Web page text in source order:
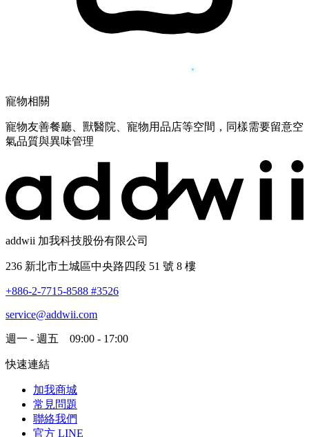
寵物相關
寵物友善餐廳、獸醫院、寵物用品店等空間，同樣需要留意空
氣品質與異味管理
addwii 加我科技股份有限公司
236 新北市土城區中央路四段 51 號 8 樓
+886-2-7715-8588 #3526
service@addwii.com
週一 - 週五 09:00 - 17:00
快速連結
加我商城
常見問題
聯絡我們
官方 LINE